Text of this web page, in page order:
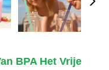
BPA Het Vrije